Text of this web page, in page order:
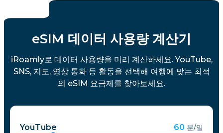
eSIM 데이터 사용량 계산기
iRoamly로 데이터 사용량을 미리 계산하세요. YouTube,
SNS, 지도, 영상 통화 등 활동을 선택해 여행에 맞는 최적
의 eSIM 요금제를 찾아보세요.
YouTube 60 분/일